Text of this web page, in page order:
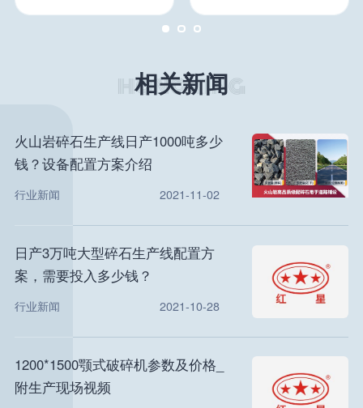
相关新闻
火山岩碎石生产线日产1000吨多少
钱？设备配置方案介绍
行业新闻 2021-11-02
日产3万吨大型碎石生产线配置方
案，需要投入多少钱？
行业新闻 2021-10-28
1200*1500颚式破碎机参数及价格_
附生产现场视频